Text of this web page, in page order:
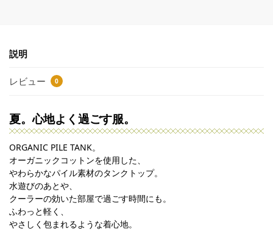
説明
レビュー 0
夏。心地よく過ごす服。
ORGANIC PILE TANK。
オーガニックコットンを使用した、
やわらかなパイル素材のタンクトップ。
水遊びのあとや、
クーラーの効いた部屋で過ごす時間にも。
ふわっと軽く、
やさしく包まれるような着心地。